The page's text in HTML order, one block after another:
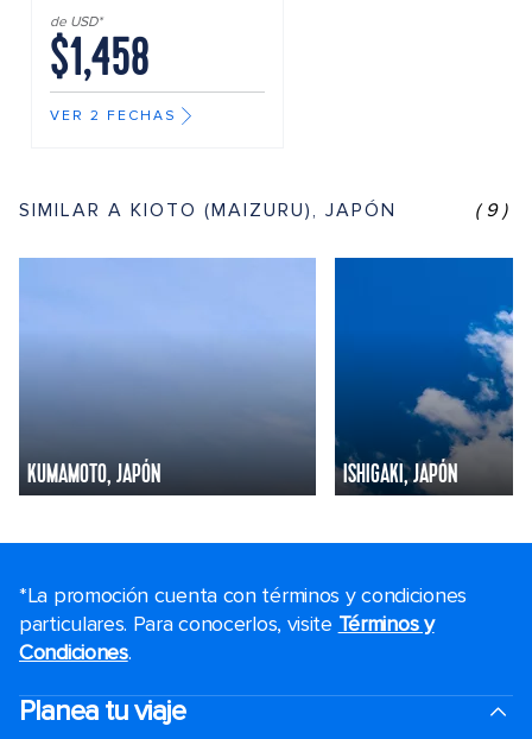
de USD*
$1,458
VER 2 FECHAS
SIMILAR A KIOTO (MAIZURU), JAPÓN (9)
KUMAMOTO, JAPÓN ISHIGAKI, JAPÓN
*La promoción cuenta con términos y condiciones
particulares. Para conocerlos, visite Términos y
Condiciones.
Planea tu viaje